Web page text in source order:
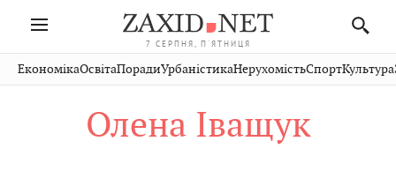
7 СЕРПНЯ, П'ЯТНИЦЯ
Івано-
Франківськ
Волинь
Рівне
Чернівці
Стрий
Хмельницький
Публікації
Авто СловкоКультура
Кіно Дім СпортКраєзнавство
ЕкономікаОсвітаПорадиУрбаністикаНерухомістьСпортКультура
Олена Іващук